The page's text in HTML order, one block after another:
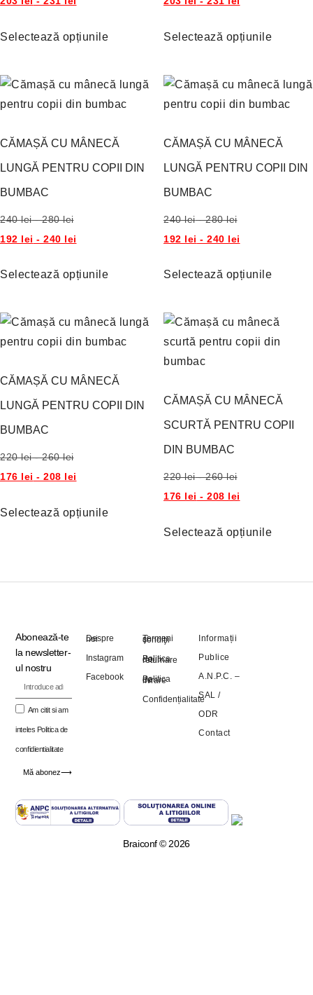
Selectează opțiunile Selectează opțiunile
CĂMAȘĂ CU MÂNECĂ
LUNGĂ PENTRU COPII DIN
BUMBAC
240lei-280lei
192 lei - 240 lei
Selectează opțiunile
CĂMAȘĂ CU MÂNECĂ
LUNGĂ PENTRU COPII DIN
BUMBAC
240lei-280lei
192 lei - 240 lei
Selectează opțiunile
CĂMAȘĂ CU MÂNECĂ
LUNGĂ PENTRU COPII DIN
BUMBAC
220lei-260lei
176
lei - 208 lei
Selectează opțiunile
CĂMAȘĂ CU MÂNECĂ
SCURTĂ PENTRU COPII
DIN BUMBAC
220lei-260lei
176
lei - 208 lei
Selectează opțiunile
Despre noi
Instagram
Facebook
Termeni şi condiţii
Politica de returnare
Politica de livrare
Confidențialitate
Informații
Publice
A.N.P.C. –
SAL /
ODR
Contact
Abonează-te
la newsletter-
ul nostru
Am citit si am
inteles Politica de
confidientialitate
Mă abonez⟶
Braiconf © 2026